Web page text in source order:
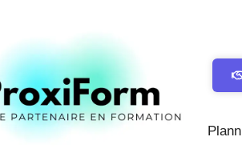
contenu